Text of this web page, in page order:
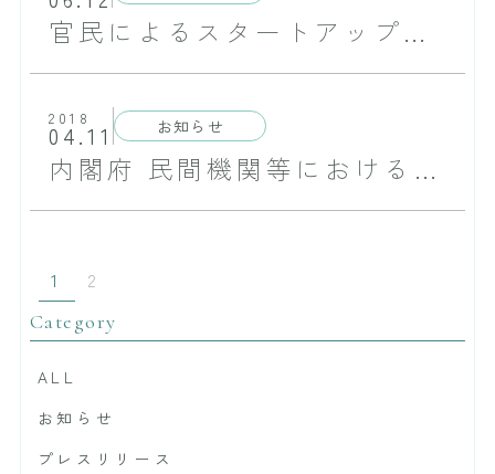
官民によるスタートアップ支援プログラム「J-Startup」に選定されました
2018
04.11 お知らせ
内閣府 民間機関等における研究開発プロジェクトに認定されました
1 2
Category
ALL
お知らせ
プレスリリース